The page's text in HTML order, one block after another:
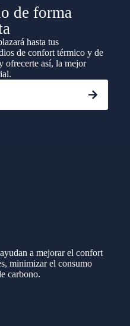
de forma
hasta tus
de confort térmico y de
ofrecerte así, la mejor
a mejorar el confort
minimizar el consumo
carbono.